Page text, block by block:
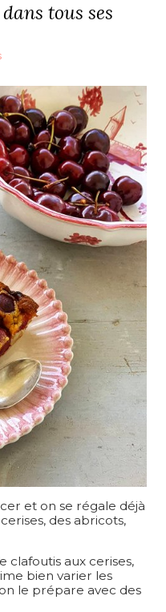
tous ses
et on se régale déjà
des abricots,
aux cerises,
bien varier les
le prépare avec des